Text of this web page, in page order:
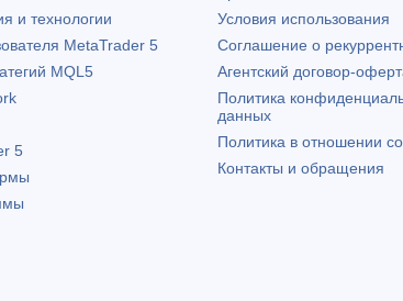
и технологии
MetaTrader 5
MQL5
5
Условия использования
Соглашение о
Агентский договор-
Политика
данных
Политика в отношении
Контакты и обращения